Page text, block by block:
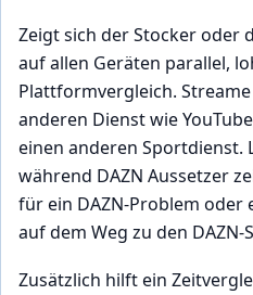
Zeigt sich der Stocker oder
auf allen Geräten parallel,
Plattformvergleich.
anderen Dienst wie
einen anderen Sportdienst.
während DAZN Aussetzer
für ein DAZN-Problem oder
auf dem Weg zu den DAZN-
Zusätzlich hilft ein